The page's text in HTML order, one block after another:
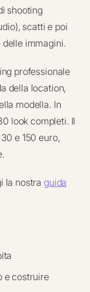
shooting
scatti e poi
delle immagini.
professionale
della location,
modella. In
look completi. Il
e 150 euro,
la nostra guida
e costruire